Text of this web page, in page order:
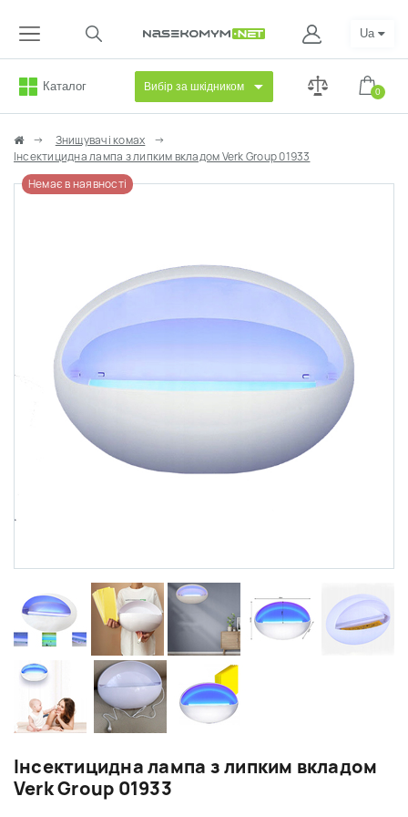
Каталог Вибір за шкідником 0
Ua
Знищувачі комах
Інсектицидна лампа з липким вкладом Verk Group 01933
Немає в наявності
Інсектицидна лампа з липким вкладом
Verk Group 01933